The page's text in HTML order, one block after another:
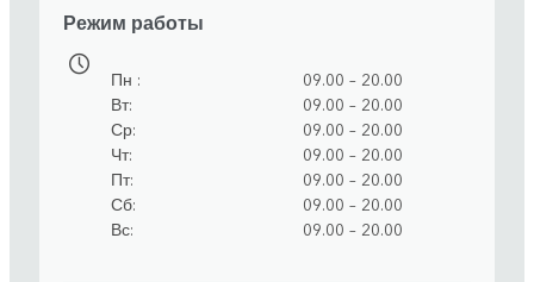
Режим работы
Пн
09.00 – 20.00
Вт
09.00 – 20.00
Ср
09.00 – 20.00
Чт
09.00 – 20.00
Пт
09.00 – 20.00
Сб
09.00 – 20.00
Вс
09.00 – 20.00